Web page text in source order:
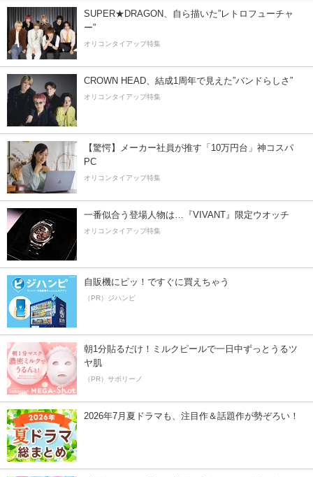
SUPER★DRAGON、自ら描いた”レトロフューチャ
ー”
オリコンタイアップ特集
CROWN HEAD、結成1周年で見えた”バンドらしさ”
オリコンタイアップ特集
【驚愕】メーカー社員が推す「10万円台」神コスパ
PC
オリコンタイアップ特集
一番似合う登場人物は…『VIVANT』限定ウオッチ
オリコンタイアップ特集
自販機にピッ！ですぐに買えちゃう
（PR）ジハンピ
朝1分貼るだけ！ミルクピールで一日中ずっとうるツ
ヤ肌
（PR）サボリーノ
2026年7月夏ドラマも、注目作＆話題作が勢ぞろい！